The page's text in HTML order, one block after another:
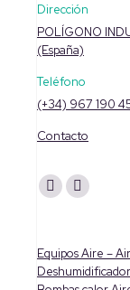
Dirección
POLÍGONO
(España)
Teléfono
(+34) 967 190
Contacto
Encuéntranos en:
YouTube
in
Linkedin
in
Equipos Aire –